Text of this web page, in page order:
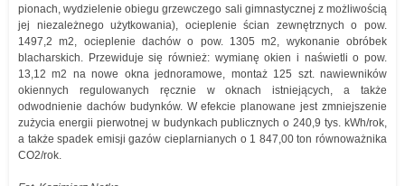
pionach, wydzielenie obiegu grzewczego sali gimnastycznej z możliwością
jej niezależnego użytkowania), ocieplenie ścian zewnętrznych o pow.
1497,2 m2, ocieplenie dachów o pow. 1305 m2, wykonanie obróbek
blacharskich. Przewiduje się również: wymianę okien i naświetli o pow.
13,12 m2 na nowe okna jednoramowe, montaż 125 szt. nawiewników
okiennych regulowanych ręcznie w oknach istniejących, a także
odwodnienie dachów budynków. W efekcie planowane jest zmniejszenie
zużycia energii pierwotnej w budynkach publicznych o 240,9 tys. kWh/rok,
a także spadek emisji gazów cieplarnianych o 1 847,00 ton równoważnika
CO2/rok.